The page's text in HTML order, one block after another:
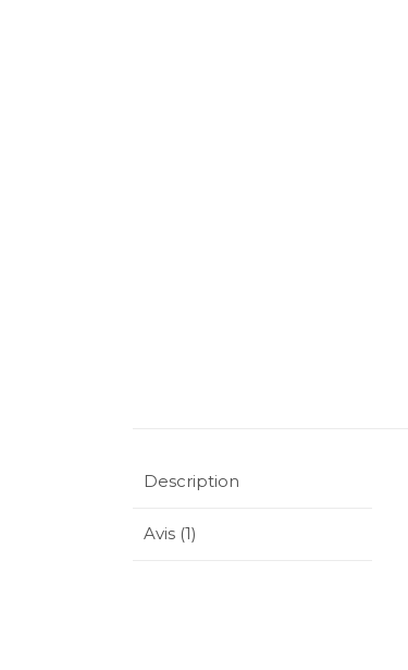
Description
Avis (1)